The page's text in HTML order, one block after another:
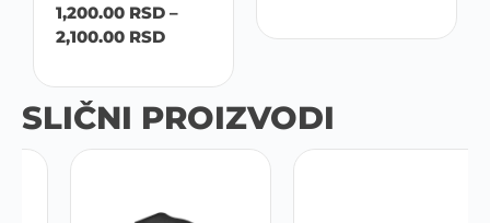
1,200.00 RSD –
2,100.00 RSD
SLIČNI PROIZVODI